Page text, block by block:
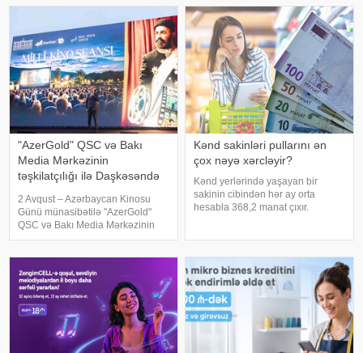
nəzdində fəaliyyət göstərən The
National Azerbaijan Golf Clubd
təqdim edir. Səfərlər zamanı
abunəçiləri
"AzerGold" QSC və Bakı
Media Mərkəzinin
təşkilatçılığı ilə Daşkəsəndə
FOTOLAR
2 Avqust – Azərbaycan Kinosu
Günü münasibətilə "AzerGold"
QSC və Bakı Media Mərkəzinin
birgə təşkilatçılığı, Daşkəsən
olaraq açıq hava şəraitind
Kənd sakinləri pullarını ən
çox nəyə xərcləyir?
Kənd yerlərində yaşayan bir
sakinin cibindən hər ay orta
hesabla 368,2 manat çıxır.
sahə qida məhsullarıdır. Belə ki,
bir nəfəri